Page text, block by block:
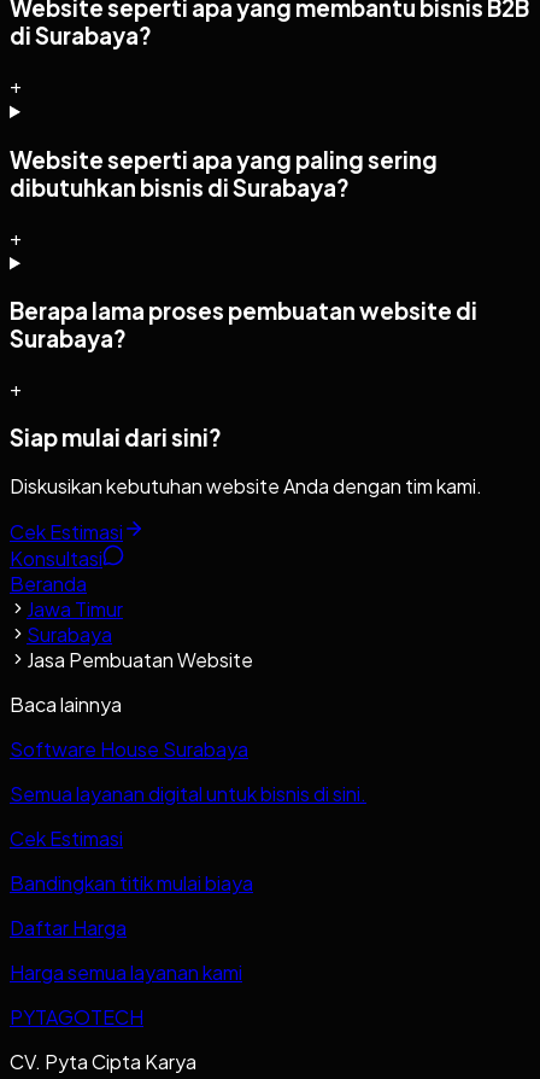
Website seperti apa yang membantu bisnis B2B
di Surabaya?
+
Website seperti apa yang paling sering
dibutuhkan bisnis di Surabaya?
+
Berapa lama proses pembuatan website di
Surabaya?
+
Siap mulai dari sini?
Diskusikan kebutuhan website Anda dengan tim kami.
Cek Estimasi
Konsultasi
Beranda
Jawa Timur
Surabaya
Jasa Pembuatan Website
Baca lainnya
Software House Surabaya
Semua layanan digital untuk bisnis di sini.
Cek Estimasi
Bandingkan titik mulai biaya
Daftar Harga
Harga semua layanan kami
PYTAGOTECH
CV. Pyta Cipta Karya